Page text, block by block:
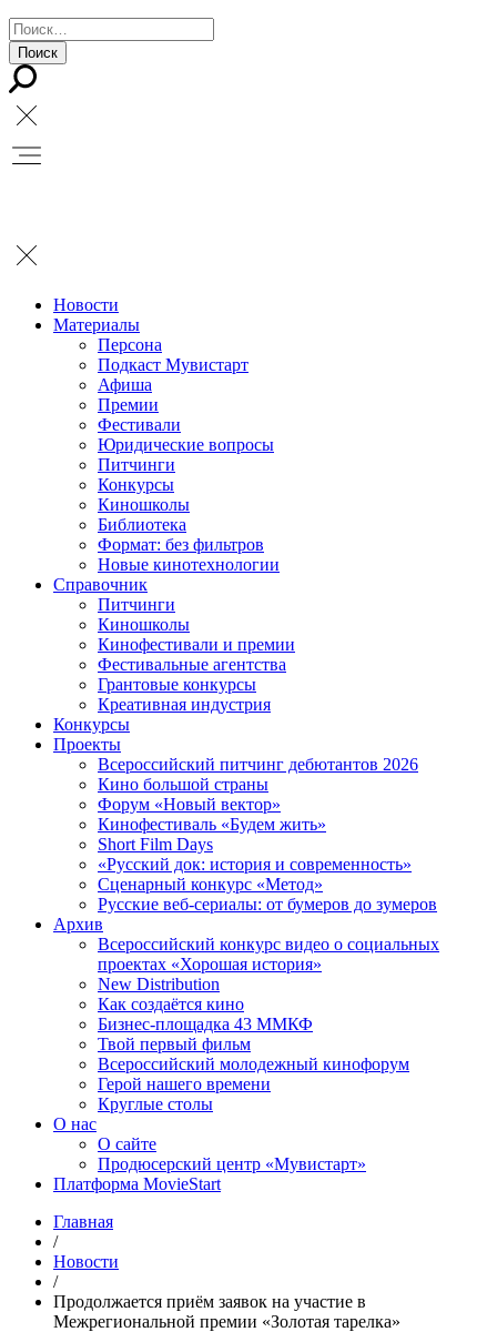
Новости
Материалы
Персона
Подкаст Мувистарт
Афиша
Премии
Фестивали
Юридические вопросы
Питчинги
Конкурсы
Киношколы
Библиотека
Формат: без фильтров
Новые кинотехнологии
Справочник
Питчинги
Киношколы
Кинофестивали и премии
Фестивальные агентства
Грантовые конкурсы
Креативная индустрия
Конкурсы
Проекты
Всероссийский питчинг дебютантов 2026
Кино большой страны
Форум «Новый вектор»
Кинофестиваль «Будем жить»
Short Film Days
«Русский док: история и современность»
Сценарный конкурс «Метод»
Русские веб-сериалы: от бумеров до зумеров
Архив
Всероссийский конкурс видео о социальных
проектах «Хорошая история»
New Distribution
Как создаётся кино
Бизнес-площадка 43 ММКФ
Твой первый фильм
Всероссийский молодежный кинофорум
Герой нашего времени
Круглые столы
О нас
О сайте
Продюсерский центр «Мувистарт»
Платформа MovieStart
Главная
/
Новости
/
Продолжается приём заявок на участие в
Межрегиональной премии «Золотая тарелка»